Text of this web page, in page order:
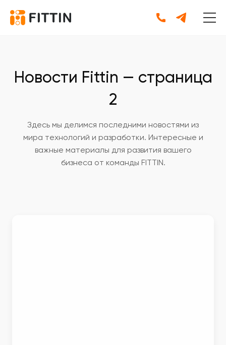
Новости Fittin — страница
2
Здесь мы делимся последними новостями из
мира технологий и разработки. Интересные и
важные материалы для развития вашего
бизнеса от команды FITTIN.